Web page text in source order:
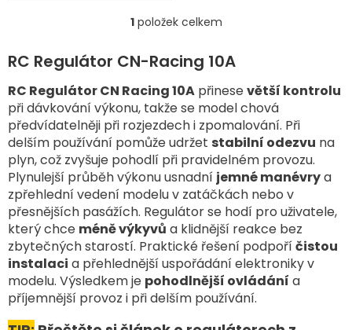
O
l
á
d
a
c
í
p
r
v
k
y
v
ý
p
i
s
u
1položek celkem
RC Regulátor CN-Racing 10A
RC Regulátor CN Racing 10A přinesevětší kontrolu
při dávkování výkonu, takže se model chová
předvídatelněji při rozjezdech i zpomalování. Při
delším používání pomůže udržet stabilní odezvu na
plyn, což zvyšuje pohodlí při pravidelném provozu.
Plynulejší průběh výkonu usnadní jemné manévrya
zpřehlední vedení modelu v zatáčkách nebo v
přesnějších pasážích. Regulátor se hodí pro uživatele,
který chce méně výkyvů a klidnější reakce bez
zbytečných starostí. Praktické řešení podpoříčistou
instalaci a přehlednější uspořádání elektroniky v
modelu. Výsledkem je pohodlnější ovládání a
příjemnější provoz i při delším používání.